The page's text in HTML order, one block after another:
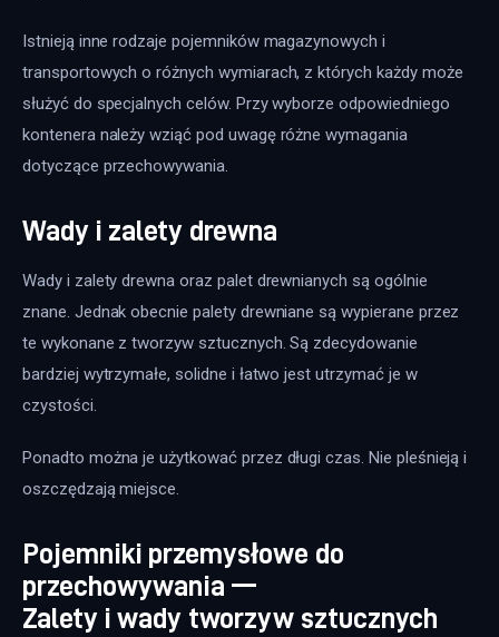
Istnieją inne rodzaje pojemników magazynowych i
transportowych o różnych wymiarach, z których każdy może
służyć do specjalnych celów. Przy wyborze odpowiedniego
kontenera należy wziąć pod uwagę różne wymagania
dotyczące przechowywania.
Wady i zalety drewna
Wady i zalety drewna oraz palet drewnianych są ogólnie
znane. Jednak obecnie palety drewniane są wypierane przez
te wykonane z tworzyw sztucznych. Są zdecydowanie
bardziej wytrzymałe, solidne i łatwo jest utrzymać je w
czystości.
Ponadto można je użytkować przez długi czas. Nie pleśnieją i
oszczędzają miejsce.
Pojemniki przemysłowe do
przechowywania —
Zalety i wady tworzyw sztucznych